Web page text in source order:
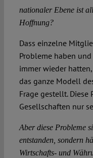
nationaler Ebene ist
Hoffnung?
Dass einzelne
Probleme haben
immer wieder
das ganze Modell
Frage gestellt. Diese
Gesellschaften nur
Aber diese Probleme
entstanden, sondern
Wirtschafts- und